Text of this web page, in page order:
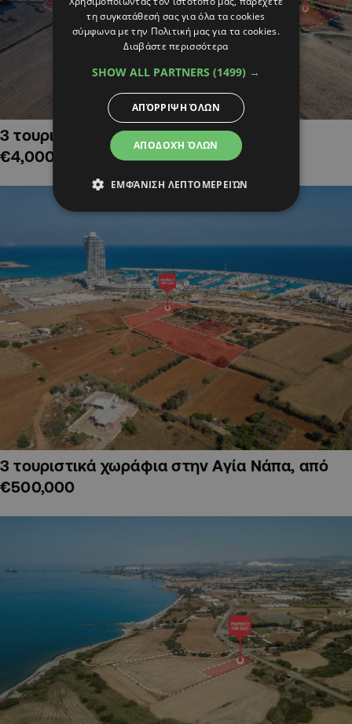
3 τουριστικά χωράφια στην Αλαμινό,
€4,000,000
3 τουριστικά χωράφια στην Αγία Νάπα, από
€500,000
τη συγκατάθεσή σας για όλα τα cookies
σύμφωνα με την Πολιτική μας για τα cookies.
Διαβάστε περισσότερα
SHOW ALL PARTNERS (1499) →
ΑΠΟΔΟΧΉ ΌΛΩΝ
ΑΠΌΡΡΙΨΗ ΌΛΩΝ
ΕΜΦΆΝΙΣΗ ΛΕΠΤΟΜΕΡΕΙΏΝ